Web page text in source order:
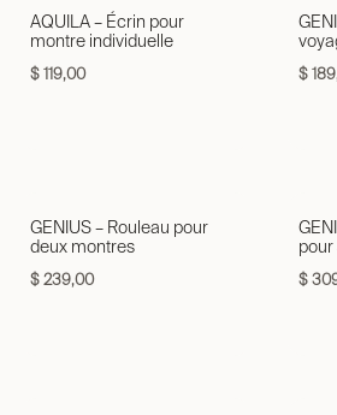
AQUILA – Écrin pour
montre individuelle
$119,00 $
GENIUS – Rouleau pour
deux montres
$239,00 $